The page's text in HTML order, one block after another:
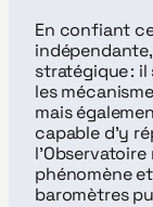
En confiant
stratégique :
les
mais
capable d’y
phénomène
baromètres